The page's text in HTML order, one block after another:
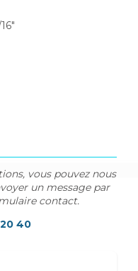
vous pouvez nous
un message par
contact.
40